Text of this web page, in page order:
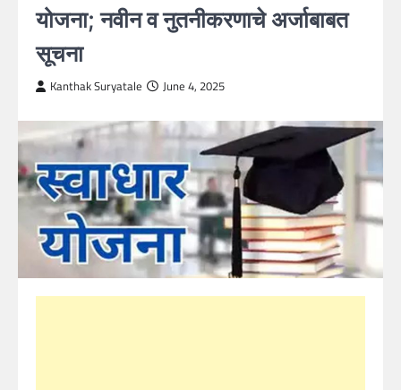
योजना; नवीन व नुतनीकरणाचे अर्जाबाबत
सूचना
Kanthak Suryatale June 4, 2025